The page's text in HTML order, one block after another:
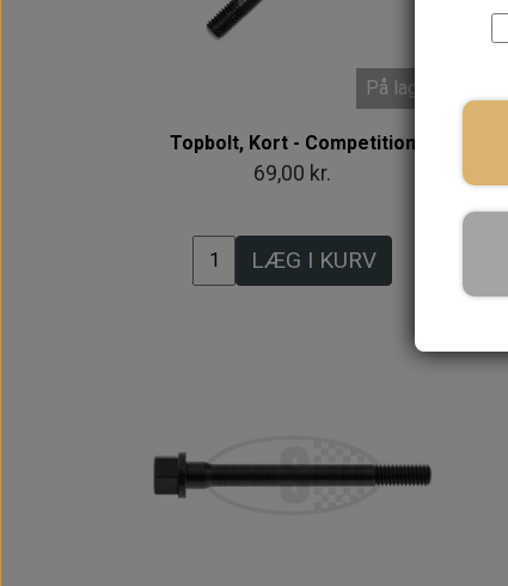
På lager
Topbolt, Kort - Competition
69,00 kr.
LÆG I KURV